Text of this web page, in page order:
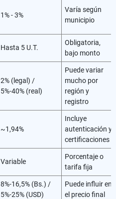
1% - 3%
Varía según
municipio
Hasta 5 U.T.
Obligatoria,
bajo monto
2% (legal) /
5%-40% (real)
Puede variar
mucho por
región y
registro
~1,94%
Incluye
autenticación y
certificaciones
Variable
Porcentaje o
tarifa fija
8%-16,5% (Bs.) /
5%-25% (USD)
Puede influir en
el precio final